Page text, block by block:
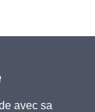
avec sa